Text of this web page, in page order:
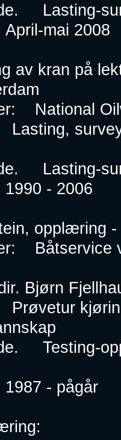
Lasting-
mai 2008
av kran på
National
Lasting-
- 2006
opplæring -
Båtservice
Testing-
- pågår